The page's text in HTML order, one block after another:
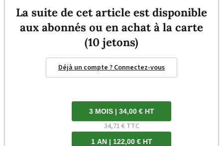
La suite de cet article est disponible
aux abonnés ou en achat à la carte
(10 jetons)
Déjà un compte ? Connectez-vous
3 MOIS | 34,00 € HT
34,71 € TTC
1 AN | 122,00 € HT